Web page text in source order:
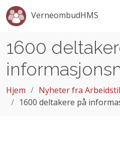
VerneombudHMS
1600
Hjem
Nyheter fra
1600 deltakere på